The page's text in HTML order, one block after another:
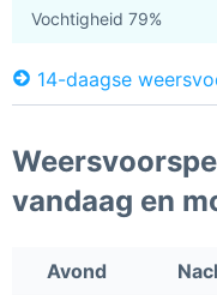
Vochtigheid 79%
14-daagse
vandaag en
Avond